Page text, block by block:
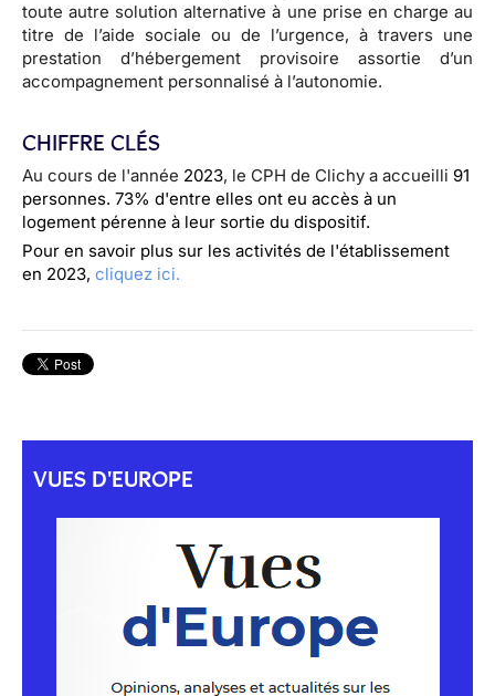
toute autre solution alternative à une prise en charge au
titre de l’aide sociale ou de l’urgence, à travers une
prestation d’hébergement provisoire assortie d’un
accompagnement personnalisé à l’autonomie.
CHIFFRE CLÉS
Au cours de l'année 2023, le CPH de Clichy a accueilli 91
personnes. 73% d'entre elles ont eu accès à un
logement pérenne à leur sortie du dispositif.
Pour en savoir plus sur les activités de l'établissement
en 2023, cliquez ici.
VUES D'EUROPE